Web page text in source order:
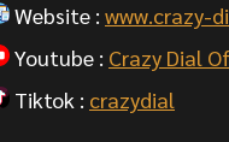
Website : www.crazy-
Youtube : Crazy Dial
Tiktok : crazydial